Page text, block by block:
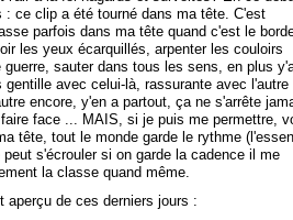
: ce clip a été tourné dans ma tête. C'est
parfois dans ma tête quand c'est le
les yeux écarquillés, arpenter les couloirs
sauter dans tous les sens, en plus
avec celui-là, rassurante avec l'autre
encore, y'en a partout, ça ne s'arrête
face ... MAIS, si je puis me permettre,
tête, tout le monde garde le rythme
s'écrouler si on garde la cadence il me
la classe quand même.
aperçu de ces derniers jours :